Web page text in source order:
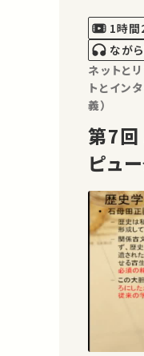
1時
なが
ネットと
トとイン
義）
第7回 歴史学を支えるコン
ピュ